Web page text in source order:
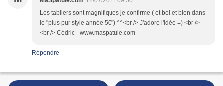
Les tabliers sont magnifiques je confirme ( et bel et bien dans
le "plus pur style année 50") ^^<br /> J'adore l'idée =) <br />
<br /> Cédric - www.maspatule.com
Répondre